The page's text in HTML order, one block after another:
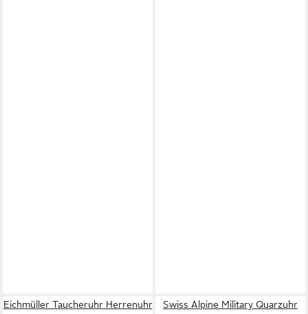
Eichmüller Taucheruhr Herrenuhr
Swiss Alpine Military Quarzuhr